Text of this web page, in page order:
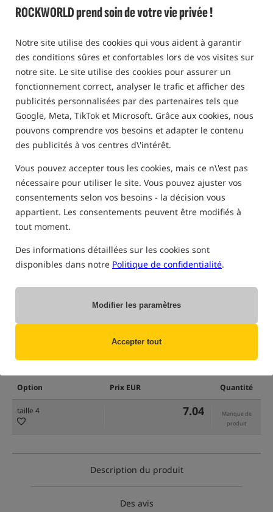
ROCKWORLD prend soin de votre vie privée !
Notre site utilise des cookies qui vous aident à garantir
des conditions sûres et confortables lors de vos visites sur
notre site. Le site utilise des cookies pour assurer un
fonctionnement correct, analyser le trafic et afficher des
publicités personnalisées par des partenaires tels que
Google, Meta, TikTok et Microsoft. Grâce aux cookies, nous
pouvons comprendre vos besoins et adapter le contenu
des publicités à vos centres d\'intérêt.
Vous pouvez accepter tous les cookies, mais ce n\'est pas
nécessaire pour utiliser le site. Vous pouvez ajuster vos
consentements selon vos besoins - la décision vous
appartient. Les consentements peuvent être modifiés à
tout moment.
Des informations détaillées sur les cookies sont
disponibles dans notre Politique de confidentialité.
Modifier les paramètres
Accepter tout
SSC(B) Bezzadziorowe
0,0
0 des avis | au-dessus de 10 personnes j'ai acheté ce produit
uniquement des produits dansnotre entrepôt
sélectionnée)
Option Prix EUR Quantité
taille 4 7.04
Manque de
produit
Description du produit
Des avis